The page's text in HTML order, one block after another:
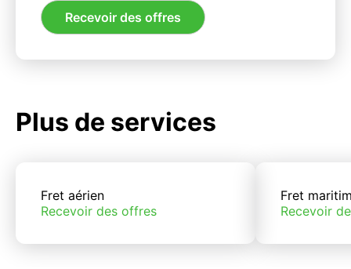
Recevoir des offres
Plus de services
Fret aérien
Recevoir des offres
Fret
Recevoir